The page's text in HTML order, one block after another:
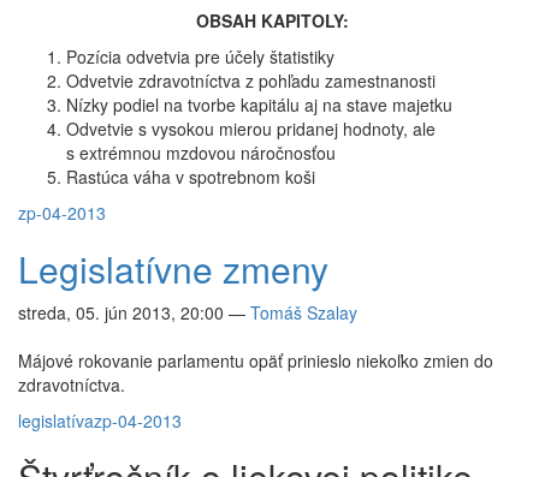
OBSAH KAPITOLY:
Pozícia odvetvia pre účely štatistiky
Odvetvie zdravotníctva z pohľadu zamestnanosti
Nízky podiel na tvorbe kapitálu aj na stave majetku
Odvetvie s vysokou mierou pridanej hodnoty, ale
s extrémnou mzdovou náročnosťou
Rastúca váha v spotrebnom koši
zp-04-2013
Legislatívne zmeny
streda, 05. jún 2013, 20:00 — Tomáš Szalay
Májové rokovanie parlamentu opäť prinieslo niekoľko zmien do
zdravotníctva.
legislatívazp-04-2013